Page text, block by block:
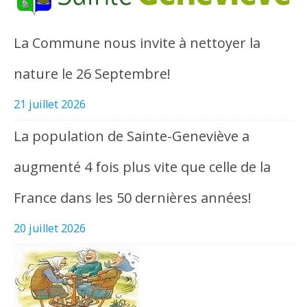
La Commune nous invite à nettoyer la
nature le 26 Septembre!
21 juillet 2026
La population de Sainte-Geneviève a
augmenté 4 fois plus vite que celle de la
France dans les 50 dernières années!
20 juillet 2026